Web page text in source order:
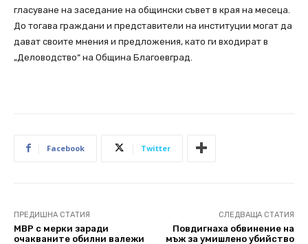
гласуване на заседание на общински съвет в края на месеца.
До тогава граждани и представители на институции могат да
дават своите мнения и предложения, като ги входират в
„Деловодство“ на Община Благоевград.
Facebook Twitter
ПРЕДИШНА СТАТИЯ
МВР с мерки заради
очакваните обилни валежи
СЛЕДВАЩА СТАТИЯ
Повдигнаха обвинение на
мъж за умишлено убийство